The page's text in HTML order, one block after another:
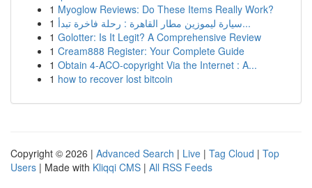
1 Myoglow Reviews: Do These Items Really Work?
1
سيارة ليموزين مطار القاهرة : رحلة فاخرة تبدأ...
1 Golotter: Is It Legit? A Comprehensive Review
1 Cream888 Register: Your Complete Guide
1 Obtain 4-ACO-copyright Via the Internet : A...
1 how to recover lost bitcoin
Copyright © 2026 | Advanced Search | Live | Tag Cloud | Top
Users | Made with Kliqqi CMS | All RSS Feeds